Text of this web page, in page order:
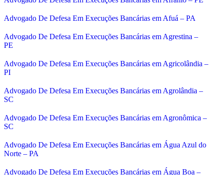
Advogado De Defesa Em Execuções Bancárias em Afuá – PA
Advogado De Defesa Em Execuções Bancárias em Agrestina –
PE
Advogado De Defesa Em Execuções Bancárias em Agricolândia –
PI
Advogado De Defesa Em Execuções Bancárias em Agrolândia –
SC
Advogado De Defesa Em Execuções Bancárias em Agronômica –
SC
Advogado De Defesa Em Execuções Bancárias em Água Azul do
Norte – PA
Advogado De Defesa Em Execuções Bancárias em Água Boa –